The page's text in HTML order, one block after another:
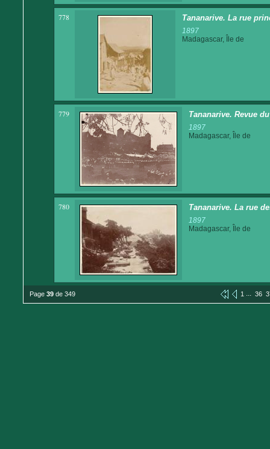
778 Tananarive. La rue
1897
Madagascar, Île de
779 Tananarive. Revue
1897
Madagascar, Île de
780 Tananarive. La rue
1897
Madagascar, Île de
Page 39 de 349 1 ... 36